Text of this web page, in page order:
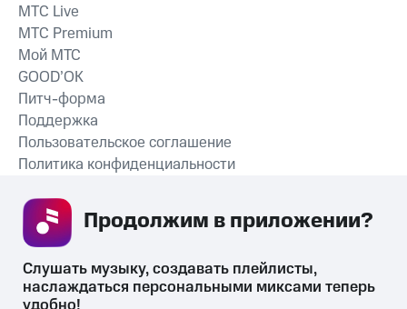
СКАЧАТЬ ПРИЛОЖЕНИЕ
MTС Live
MTС Premium
Мой МТС
GOOD’OK
Питч-форма
Поддержка
Пользовательское соглашение
Политика конфиденциальности
Слушать музыку, создавать плейлисты,
наслаждаться персональными миксами теперь